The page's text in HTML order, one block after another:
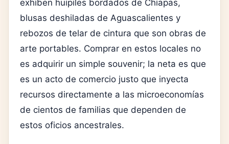
exhiben huipiles bordados de Chiapas,
blusas deshiladas de Aguascalientes y
rebozos de telar de cintura que son obras de
arte portables. Comprar en estos locales no
es adquirir un simple souvenir; la neta es que
es un acto de comercio justo que inyecta
recursos directamente a las microeconomías
de cientos de familias que dependen de
estos oficios ancestrales.